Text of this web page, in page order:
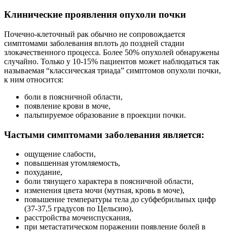
Клинические проявления опухоли почки
Почечно-клеточный рак обычно не сопровождается
симптомами заболевания вплоть до поздней стадии
злокачественного процесса. Более 50% опухолей обнаружены
случайно. Только у 10-15% пациентов может наблюдаться так
называемая “классическая триада” симптомов опухоли почки,
к ним относится:
боли в поясничной области,
появление крови в моче,
пальпируемое образование в проекции почки.
Частыми симптомами заболевания является:
ощущение слабости,
повышенная утомляемость,
похудание,
боли тянущего характера в поясничной области,
изменения цвета мочи (мутная, кровь в моче),
повышение температуры тела до субфебрильных цифр
(37-37,5 градусов по Цельсию),
расстройства мочеиспускания,
при метастатическом поражении появление болей в